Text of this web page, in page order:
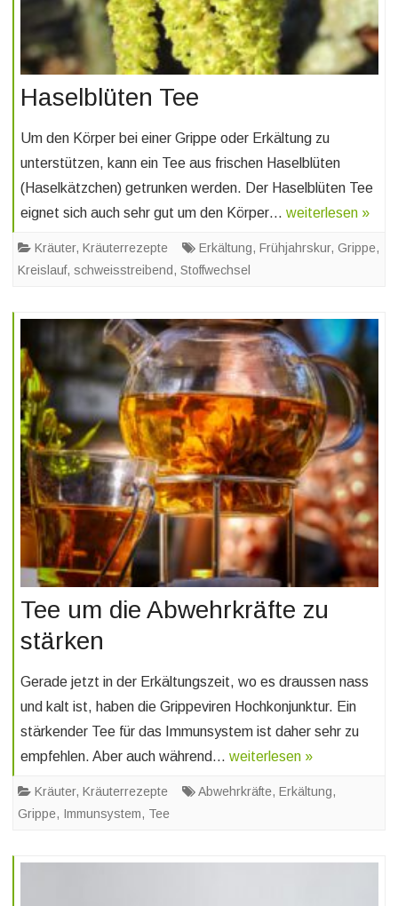
Haselblüten Tee
Um den Körper bei einer Grippe oder Erkältung zu
unterstützen, kann ein Tee aus frischen Haselblüten
(Haselkätzchen) getrunken werden. Der Haselblüten Tee
eignet sich auch sehr gut um den Körper… weiterlesen »
Kräuter, Kräuterrezepte Erkältung, Frühjahrskur, Grippe,
Kreislauf, schweisstreibend, Stoffwechsel
Tee um die Abwehrkräfte zu
stärken
Gerade jetzt in der Erkältungszeit, wo es draussen nass
und kalt ist, haben die Grippeviren Hochkonjunktur. Ein
stärkender Tee für das Immunsystem ist daher sehr zu
empfehlen. Aber auch während… weiterlesen »
Kräuter, Kräuterrezepte Abwehrkräfte, Erkältung,
Grippe, Immunsystem, Tee